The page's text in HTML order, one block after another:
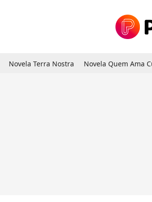
Novela Terra Nostra Novela Quem Ama